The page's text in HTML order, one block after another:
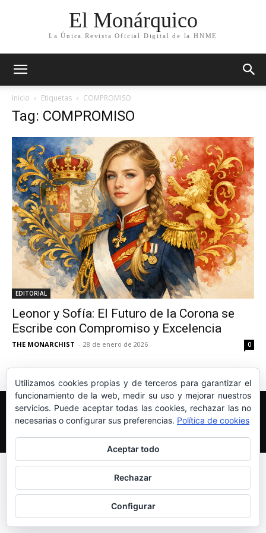
El Monárquico
La Única Revista Oficial Digital de la HNME
Inicio Etiquetas COMPROMISO
Tag: COMPROMISO
EDITORIAL
Leonor y Sofía: El Futuro de la Corona se
Escribe con Compromiso y Excelencia
THE MONARCHIST - 28 de enero de 2026 0
Edición y Redacción Aviso legal
Política de cookies
Más información sobre las cookies
© Newspaper WordPress Theme by TagDiv
Utilizamos cookies propias y de terceros para garantizar el
funcionamiento de la web, medir su uso y mejorar nuestros
servicios. Puede aceptar todas las cookies, rechazar las no
necesarias o configurar sus preferencias. Política de cookies
Aceptar todo
Rechazar
Configurar